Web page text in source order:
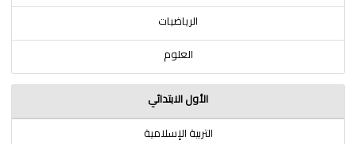
الرياضيات
العلوم
الأول الابتدائي
التربية الإسلامية